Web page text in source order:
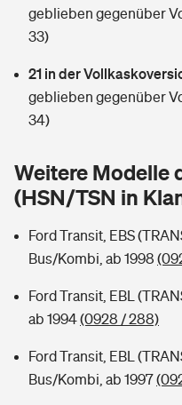
Zur Übersicht
Tools
Wer versichert was: Jetzt
Sie haben Fragen?
Hundehalter-Haftpflicht
Handyversicherung
Kinderunfall-Check: Mehr
Tools
Wer versichert was: Jetzt
Sie haben Fragen?
Rentenrechner: Wie viel
geblieben gegenüber
33)
21 in der
geblieben gegenüber
34)
Weitere Modelle
(HSN/TSN in
Ford Transit, EBS
Bus/Kombi, ab 1998
Ford Transit, EBL
ab 1994(0928 / 288)
Ford Transit, EBL
Bus/Kombi, ab 1997